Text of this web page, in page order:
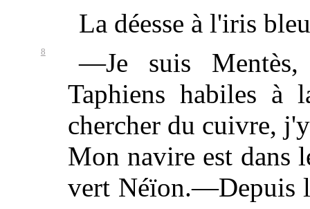
La déesse à l'iris
—Je suis
8
Taphiens habiles à
chercher du cuivre,
Mon navire est dans
vert Néïon.—Depuis